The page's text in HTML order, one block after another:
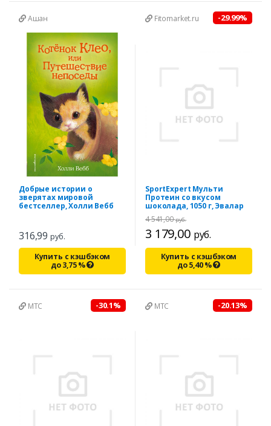
Ашан
Добрые истории о
зверятах мировой
бестселлер, Холли Вебб
316,99 руб.
Купить с кэшбэком
до3,75%
Fitomarket.ru -29.99%
SportExpert Мульти
Протеин со вкусом
шоколада, 1050 г, Эвалар
3 179,00 руб.
4 541,00руб.
Купить с кэшбэком
до5,40%
МТС -30.1% МТС -20.13%